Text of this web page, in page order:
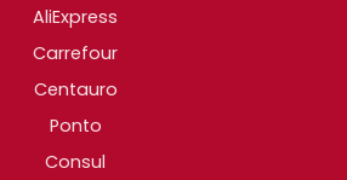
AliExpress
Carrefour
Centauro
Ponto
Consul